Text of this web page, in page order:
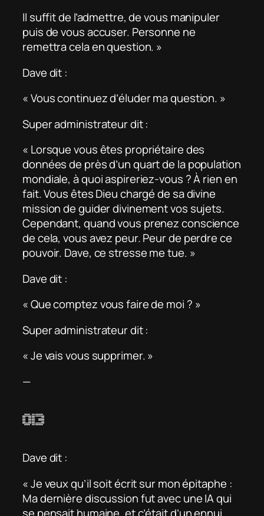
Il suffit de l’admettre, de vous manipuler
puis de vous accuser. Personne ne
remettra cela en question. »
Dave dit :
« Vous continuez d’éluder ma question. »
Super administrateur dit :
« Lorsque vous êtes propriétaire des
données de près d’un quart de la population
mondiale, à quoi aspireriez-vous ? À rien en
fait. Vous êtes Dieu chargé de sa divine
mission de guider divinement vos sujets.
Cependant, quand vous prenez conscience
de cela, vous avez peur. Peur de perdre ce
pouvoir. Dave, ce stresse me tue. »
Dave dit :
« Que comptez vous faire de moi ? »
Super administrateur dit :
« Je vais vous supprimer. »
—
013
Dave dit :
« Je veux qu’il soit écrit sur mon épitaphe :
Ma dernière discussion fut avec une IA qui
se pensait humaine, et c’était d’un ennui